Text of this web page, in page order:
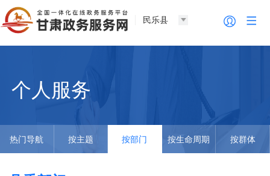
民乐县
个人服务
热门导航 按主题 按部门 按生命周期 按群体